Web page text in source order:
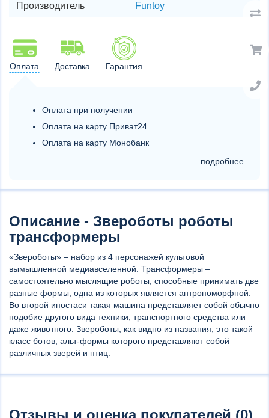
Производитель Funtoy
Оплата Доставка Гарантия
Оплата при получении
Оплата на карту Приват24
Оплата на карту Монобанк
подробнее...
Описание - Звероботы роботы
трансформеры
«Звероботы» – набор из 4 персонажей культовой
вымышленной медиавселенной. Трансформеры –
самостоятельно мыслящие роботы, способные принимать две
разные формы, одна из которых является антропоморфной.
Во второй ипостаси такая машина представляет собой обычно
подобие другого вида техники, транспортного средства или
даже животного. Звероботы, как видно из названия, это такой
класс ботов, альт-формы которого представляют собой
различных зверей и птиц.